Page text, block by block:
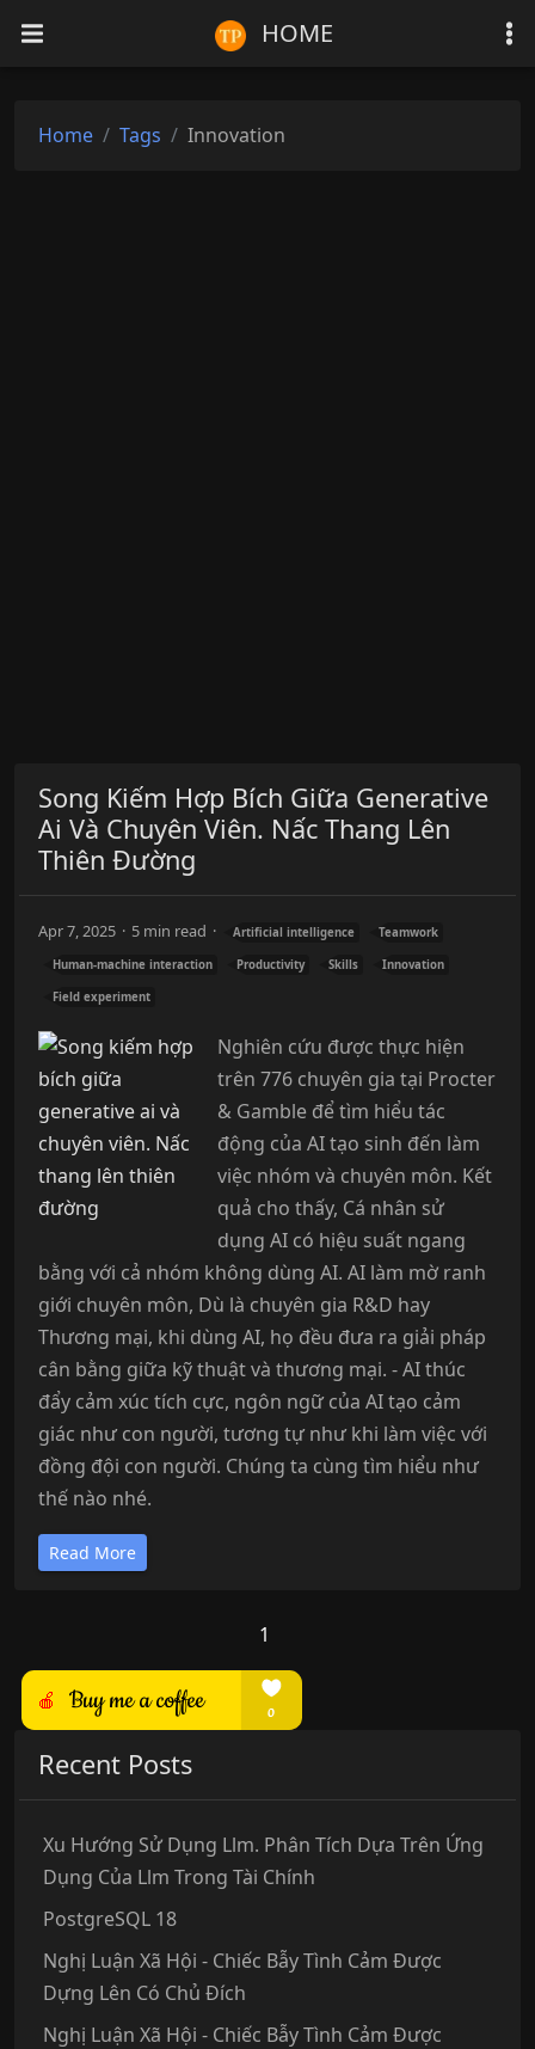
HOME
Home Tags Innovation
Song Kiếm Hợp Bích Giữa Generative
Ai Và Chuyên Viên. Nấc Thang Lên
Thiên Đường
Apr 7, 2025 5 min read Artificial intelligence Teamwork
Human-machine interaction Productivity Skills Innovation
Field experiment
Nghiên cứu được thực hiện
trên 776 chuyên gia tại Procter
& Gamble để tìm hiểu tác
động của AI tạo sinh đến làm
việc nhóm và chuyên môn. Kết
quả cho thấy, Cá nhân sử
dụng AI có hiệu suất ngang
bằng với cả nhóm không dùng AI. AI làm mờ ranh
giới chuyên môn, Dù là chuyên gia R&D hay
Thương mại, khi dùng AI, họ đều đưa ra giải pháp
cân bằng giữa kỹ thuật và thương mại. - AI thúc
đẩy cảm xúc tích cực, ngôn ngữ của AI tạo cảm
giác như con người, tương tự như khi làm việc với
đồng đội con người. Chúng ta cùng tìm hiểu như
thế nào nhé.
Read More
1
Recent Posts
Xu Hướng Sử Dụng Llm. Phân Tích Dựa Trên Ứng
Dụng Của Llm Trong Tài Chính
PostgreSQL 18
Nghị Luận Xã Hội - Chiếc Bẫy Tình Cảm Được
Dựng Lên Có Chủ Đích
Nghị Luận Xã Hội - Chiếc Bẫy Tình Cảm Được